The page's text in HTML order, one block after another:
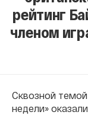
рейтинг
членом
Сквозной
недели»